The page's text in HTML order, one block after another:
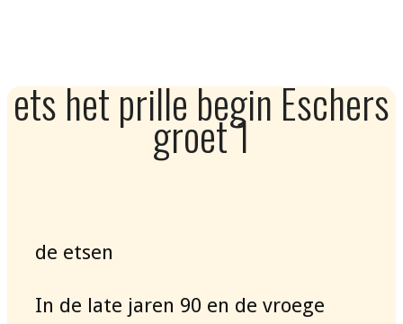
ets het prille begin Eschers
groet 1
de etsen
In de late jaren 90 en de vroege